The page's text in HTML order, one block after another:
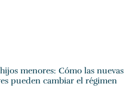
menores: Cómo las nuevas
pueden cambiar el régimen